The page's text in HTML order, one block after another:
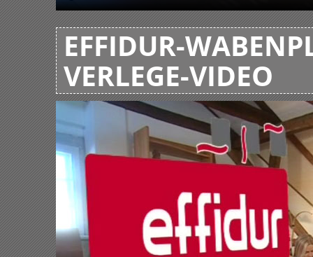
EFFIDUR-
VERLEGE-VIDEO